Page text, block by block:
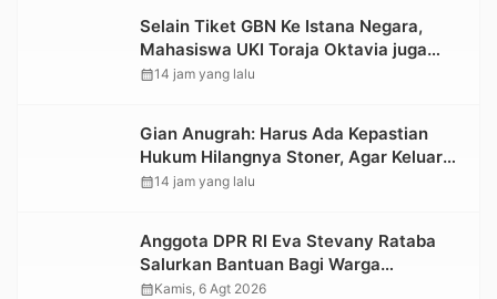
Selain Tiket GBN Ke Istana Negara,
Mahasiswa UKI Toraja Oktavia juga
Lolos ke Pekan Seni Mahasiswa
calendar_month14 jam yang lalu
Gian Anugrah: Harus Ada Kepastian
Hukum Hilangnya Stoner, Agar Keluarga
tidak Larut dalam Trauma dan
calendar_month14 jam yang lalu
Anggota DPR RI Eva Stevany Rataba
Salurkan Bantuan Bagi Warga
Terdampak Longsor di Buntu Pepasan
calendar_monthKamis, 6 Agt 2026